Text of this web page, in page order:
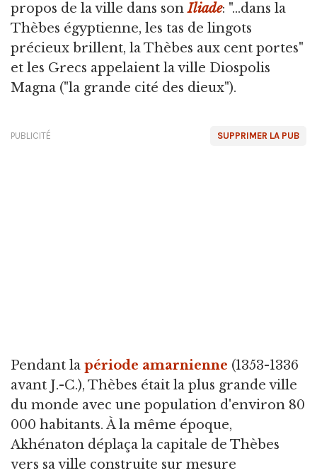
propos de la ville dans sonIliade: "...dans la
Thèbes égyptienne, les tas de lingots
précieux brillent, la Thèbes aux cent portes"
et les Grecs appelaient la ville Diospolis
Magna ("la grande cité des dieux").
SUPPRIMER LA PUB
PUBLICITÉ
Pendant la période amarnienne (1353-1336
avant J.-C.), Thèbes était la plus grande ville
du monde avec une population d'environ 80
000 habitants. À la même époque,
Akhénaton déplaça la capitale de Thèbes
vers sa ville construite sur mesure